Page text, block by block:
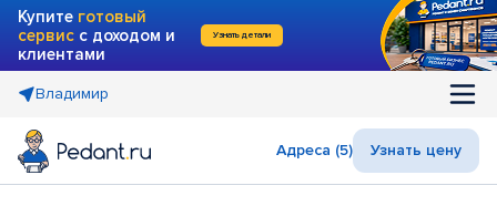
Купите готовый
сервис с доходом и
клиентами
Узнать детали
Владимир
Адреса (5) Узнать цену